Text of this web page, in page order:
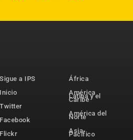
Sigue a IPS
Inicio
Twitter
Facebook
Flickr
África
América
Latina y el
Caribe
América del
Norte
Asia-
Pacífico